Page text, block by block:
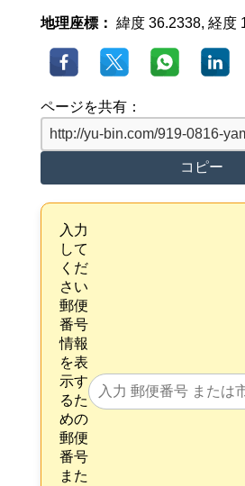
地理座標： 緯度 36.2338, 経度
ページを共有：
コピー
入力
して
くだ
さい
郵便
番号
情報
を表
示す
るた
めの
郵便
番号
また